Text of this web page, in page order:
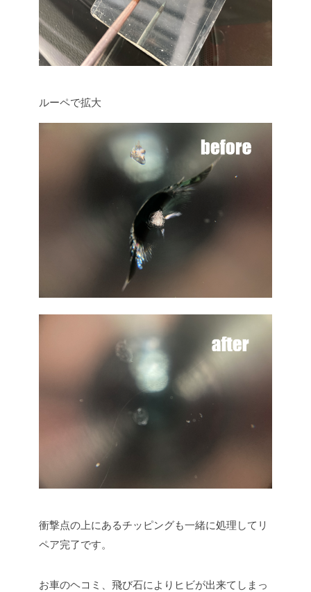
ルーペで拡大
衝撃点の上にあるチッピングも一緒に処理してリ
ペア完了です。
お車のヘコミ、飛び石によりヒビが出来てしまっ